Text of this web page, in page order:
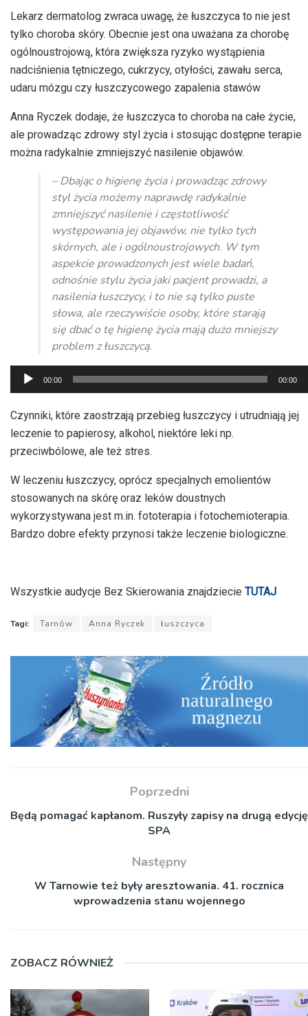
dźwiękowych
Lekarz dermatolog zwraca uwagę, że łuszczyca to nie jest
tylko choroba skóry. Obecnie jest ona uważana za chorobę
ogólnoustrojową, która zwiększa ryzyko wystąpienia
nadciśnienia tętniczego, cukrzycy, otyłości, zawału serca,
udaru mózgu czy łuszczycowego zapalenia stawów
Anna Ryczek dodaje, że łuszczyca to choroba na całe życie,
ale prowadząc zdrowy styl życia i stosując dostępne terapie
można radykalnie zmniejszyć nasilenie objawów.
– Dbając o higienę życia i prowadząc zdrowy
styl życia możemy naprawdę radykalnie
zmniejszyć nasilenie i częstotliwość
występowania jej objawów, nie tylko tych
skórnych, ale i ogólnoustrojowych. W tym
aspekcie prowadzonych jest wiele badań,
odnośnie stylu życia jaki pacjent prowadzi, a
nasilenia łuszczycy, i to nie są tylko puste
słowa, ale rzeczywiście osoby, które starają
się dbać o tę higienę życia mają dużo mniejszy
problem z łuszczycą.
Odtwarzacz
plików
dźwiękowych
00:00 00:00
Czynniki, które zaostrzają przebieg łuszczycy i utrudniają jej
leczenie to papierosy, alkohol, niektóre leki np.
przeciwbólowe, ale też stres.
W leczeniu łuszczycy, oprócz specjalnych emolientów
stosowanych na skórę oraz leków doustnych
wykorzystywana jest m.in. fototerapia i fotochemioterapia.
Bardzo dobre efekty przynosi także leczenie biologiczne.
Wszystkie audycje Bez Skierowania znajdziecie TUTAJ
Tagi: Tarnów Anna Ryczek łuszczyca
Poprzedni
Będą pomagać kapłanom. Ruszyły zapisy na drugą edycję
SPA
Następny
W Tarnowie też były aresztowania. 41. rocznica
wprowadzenia stanu wojennego
ZOBACZ RÓWNIEŻ